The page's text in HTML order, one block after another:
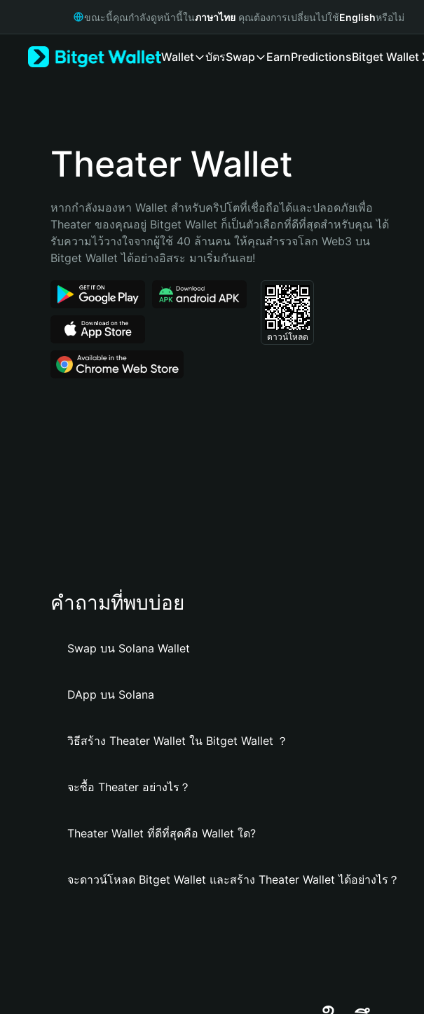
Русский
Bahasa Indonesia
Português (Brasil)
ขณะนี้คุณกำลังดูหน้านี้ในภาษาไทย คุณต้องการเปลี่ยนไปใช้Englishหรือไม่
Wallet บัตรSwap EarnPredictionsBitget Wallet
Theater Wallet
หากกำลังมองหา Wallet สำหรับคริปโตที่เชื่อถือได้และปลอดภัยเพื่อ
Theater ของคุณอยู่ Bitget Wallet ก็เป็นตัวเลือกที่ดีที่สุดสำหรับคุณ ได้
รับความไว้วางใจจากผู้ใช้ 40 ล้านคน ให้คุณสำรวจโลก Web3 บน
Bitget Wallet ได้อย่างอิสระ มาเริ่มกันเลย!
ดาวน์โหลด
คำถามที่พบบ่อย
Swap บน Solana Wallet
DApp บน Solana
วิธีสร้าง Theater Wallet ใน Bitget Wallet ？
จะซื้อ Theater อย่างไร？
Theater Wallet ที่ดีที่สุดคือ Wallet ใด?
จะดาวน์โหลด Bitget Wallet และสร้าง Theater Wallet ได้อย่างไร？